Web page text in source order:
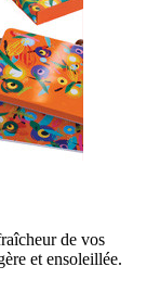
de vos
et ensoleillée.